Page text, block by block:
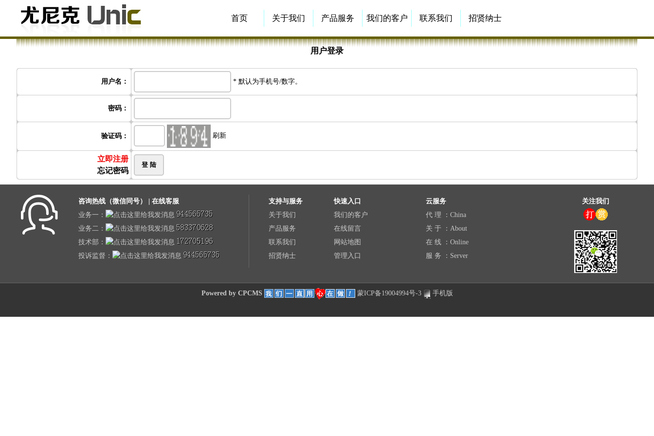
首页 关于我们 产品服务 我们的客户 联系我们 招贤纳士
用户登录
用户名： * 默认为手机号/数字。
密码：
验证码： 刷新
立即注册
忘记密码
咨询热线（微信同号） | 在线客服
业务一：
业务二：
技术部：
投诉监督：
支持与服务
关于我们
产品服务
联系我们
招贤纳士
快速入口
我们的客户
在线留言
网站地图
管理入口
云服务
代 理 ：China
关 于 ：About
在 线 ：Online
服 务 ：Server
关注我们
Powered by CPCMS 蒙ICP备19004994号-3 手机版